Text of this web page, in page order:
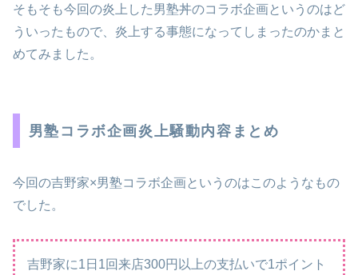
そもそも今回の炎上した男塾丼のコラボ企画というのはど
ういったもので、炎上する事態になってしまったのかまと
めてみました。
男塾コラボ企画炎上騒動内容まとめ
今回の吉野家×男塾コラボ企画というのはこのようなもの
でした。
吉野家に1日1回来店300円以上の支払いで1ポイント